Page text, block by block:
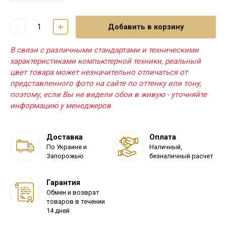
Добавить в корзину
В связи с различными стандартами и техническими
характеристиками компьютерной техники, реальный
цвет товара может незначительно отличаться от
представленного фото на сайте по оттенку или тону,
поэтому, если Вы не видели обои в живую - уточняйте
информацию у менеджеров
Доставка
По Украине и
Запорожью
Оплата
Наличный,
безналичный расчет
Гарантия
Обмен и возврат
товаров в течении
14 дней